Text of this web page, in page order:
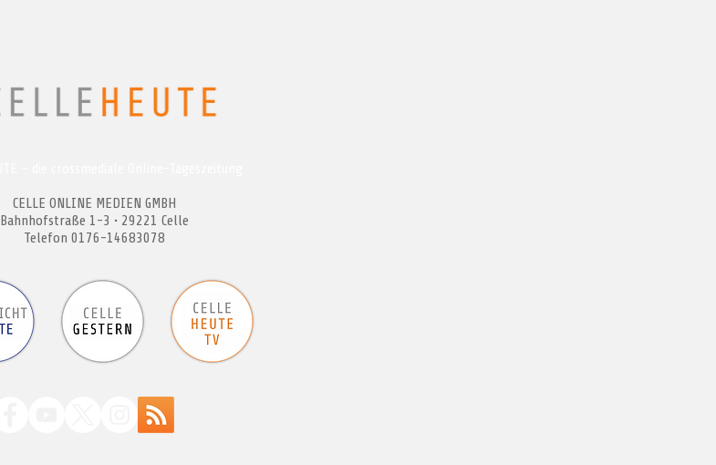
CELLE ONLINE MEDIEN GMBH
Bahnhofstraße 1-3 • 29221 Celle
Telefon 0176-14683078